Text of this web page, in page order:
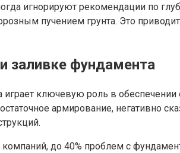
игнорируют рекомендации по
пучением грунта. Это
заливке фундамента
ключевую роль в
армирование, негативно
до 40% проблем с